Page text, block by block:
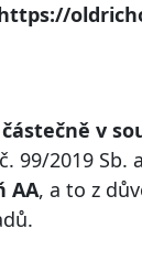
částečně v
99/2019 Sb.
AA, a to z